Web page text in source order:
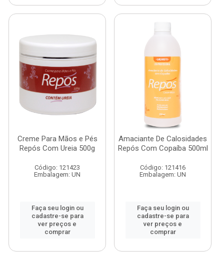
Creme Para Mãos e Pés
Repós Com Ureia 500g
Código: 121423
Embalagem: UN
Faça seu login ou
cadastre-se para
ver preços e
comprar
Amaciante De Calosidades
Repós Com Copaíba 500ml
Código: 121416
Embalagem: UN
Faça seu login ou
cadastre-se para
ver preços e
comprar